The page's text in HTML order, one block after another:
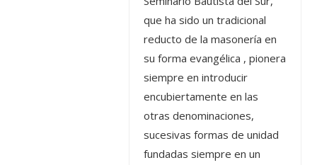
que ha sido un tradicional
reducto de la masonería en
su forma evangélica , pionera
siempre en introducir
encubiertamente en las
otras denominaciones,
sucesivas formas de unidad
fundadas siempre en un